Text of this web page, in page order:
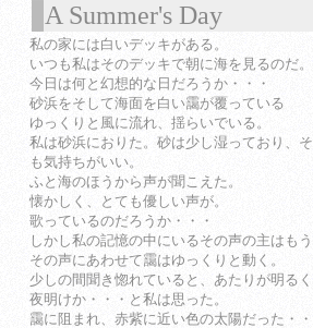
A Summer's Day
私の家には白いデッキがある。
いつも私はそのデッキで朝に海を見るのだ。
今日は何と幻想的な日だろうか・・・
砂浜をそして海面を白い靄が覆っている
ゆっくりと風に流れ、揺らいでいる。
私は砂浜におりた。砂は少し湿っており、
も気持ちがいい。
ふと海のほうから声が聞こえた。
懐かしく、とても優しい声が。
歌っているのだろうか・・・
しかし私の記憶の中にいるその声の主はも
その声にあわせて靄はゆっくりと動く。
少しの間聞き惚れていると、あたりが明る
夜明けか・・・と私は思った。
靄に阻まれ、赤紫に近い色の太陽だった・